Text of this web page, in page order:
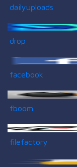
dailyuploads
drop
facebook
fboom
filefactory